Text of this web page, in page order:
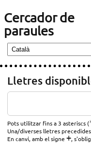
Cercador de
paraules
Lletres
Pots utilitzar fins a 3 asteriscs (
Una/diverses lletres
En canvi, amb el signe +,